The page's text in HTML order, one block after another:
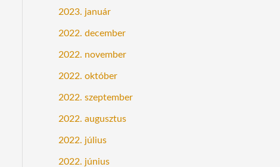
2023. január
2022. december
2022. november
2022. október
2022. szeptember
2022. augusztus
2022. július
2022. június